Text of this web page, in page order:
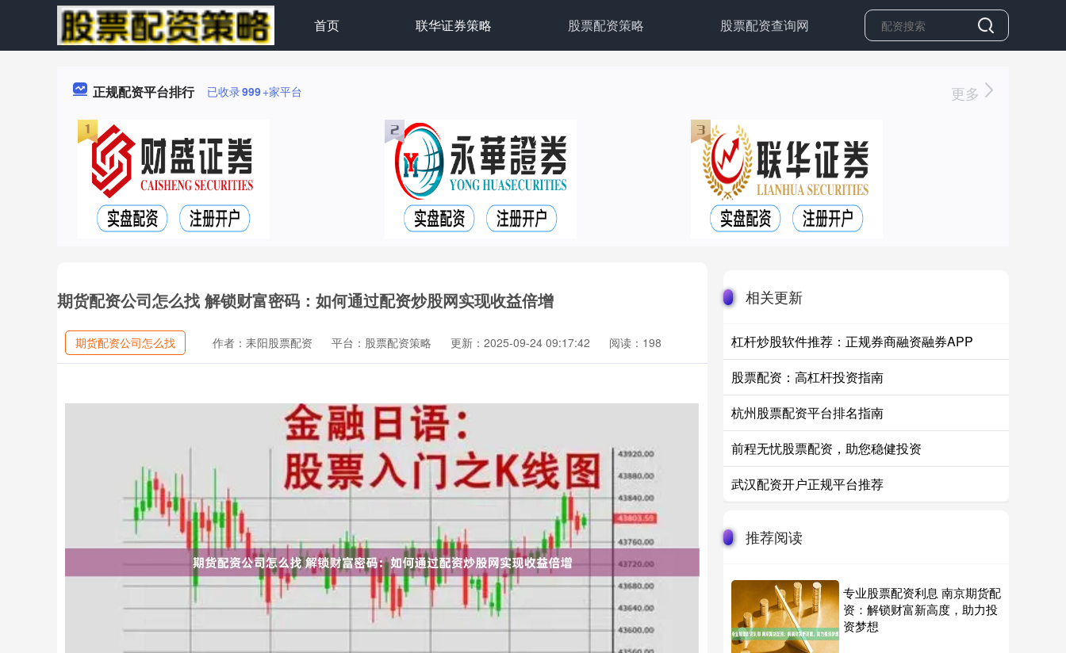
首页 联华证券策略 股票配资策略 股票配资查询网
正规配资平台排行 已收录999+家平台 更多
期货配资公司怎么找 解锁财富密码：如何通过配资炒股网实现收益倍增
期货配资公司怎么找 作者：耒阳股票配资 平台：股票配资策略 更新：2025-09-24 09:17:42 阅读：198
相关更新
杠杆炒股软件推荐：正规券商融资融券APP
股票配资：高杠杆投资指南
杭州股票配资平台排名指南
前程无忧股票配资，助您稳健投资
武汉配资开户正规平台推荐
推荐阅读
专业股票配资利息 南京期货配
资：解锁财富新高度，助力投
资梦想